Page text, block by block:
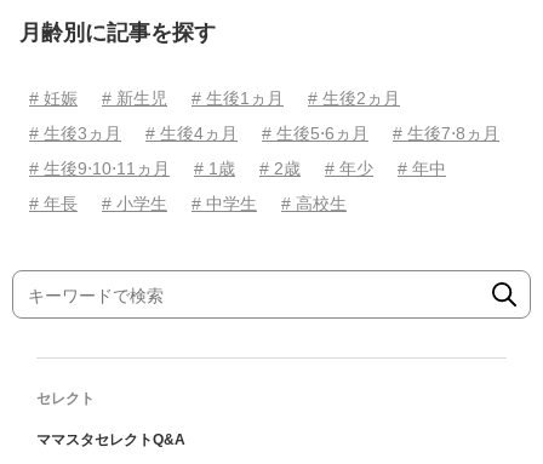
月齢別に記事を探す
# 妊娠 # 新生児 # 生後1ヵ月
# 生後2ヵ月
# 生後3ヵ月
# 生後4ヵ月 # 生後5⋅6ヵ月
# 生後7⋅8ヵ月
# 生後9⋅10⋅11ヵ月
# 1歳 # 2歳 # 年少
# 年中
# 年長
# 小学生 # 中学生 # 高校生
セレクト
ママスタセレクトQ&A